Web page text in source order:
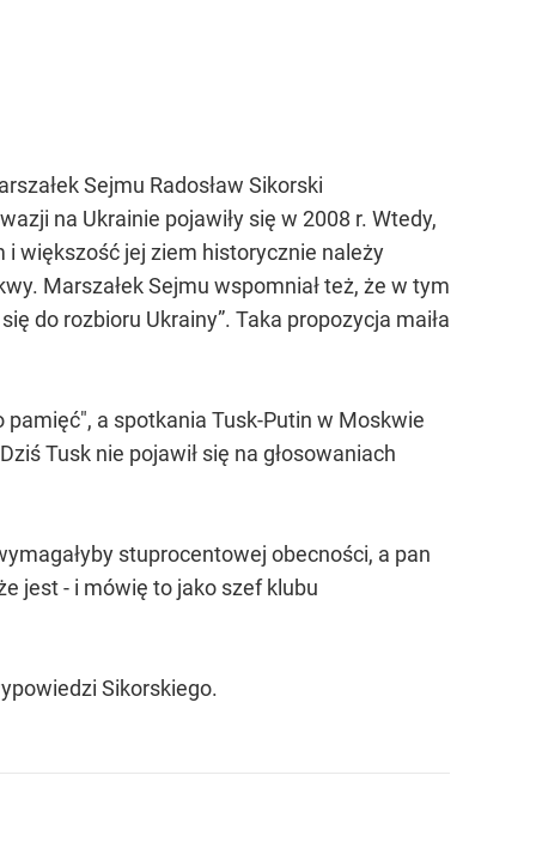
Sejmu Radosław Sikorski
na Ukrainie pojawiły się w 2008 r. Wtedy,
i większość jej ziem historycznie należy
Marszałek Sejmu wspomniał też, że w tym
do rozbioru Ukrainy”. Taka propozycja maiła
pamięć", a spotkania Tusk-Putin w Moskwie
Tusk nie pojawił się na głosowaniach
stuprocentowej obecności, a pan
jest - i mówię to jako szef klubu
Sikorskiego.